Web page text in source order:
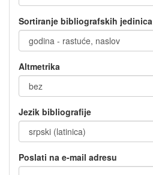
Sortiranje bibliografskih jedinica
Altmetrika
Jezik bibliografije
Poslati na e-mail adresu